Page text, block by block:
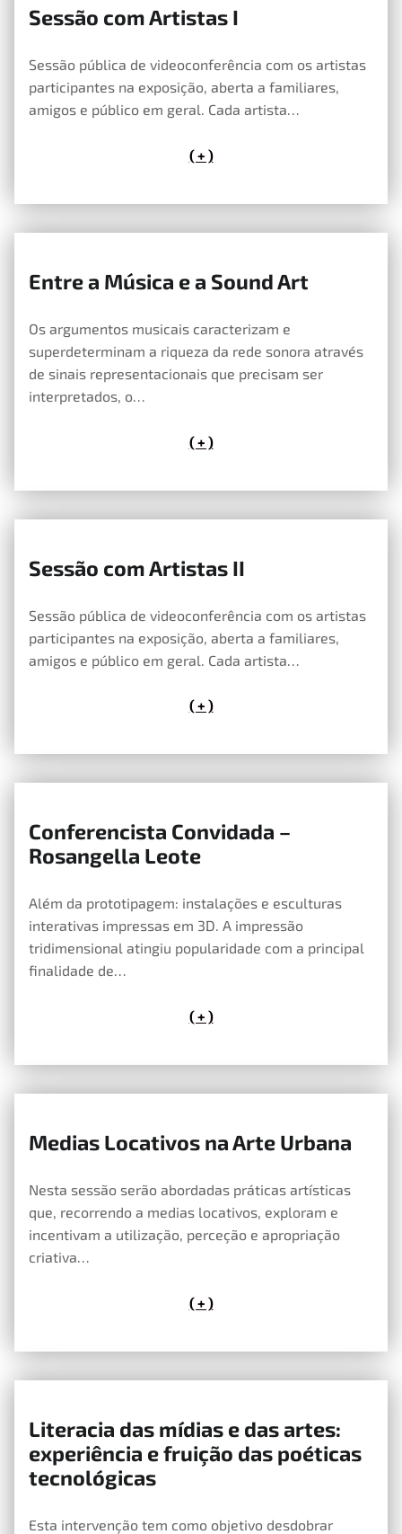
Sessão com Artistas I
Sessão pública de videoconferência com os artistas
participantes na exposição, aberta a familiares,
amigos e público em geral. Cada artista…
( + )
Entre a Música e a Sound Art
Os argumentos musicais caracterizam e
superdeterminam a riqueza da rede sonora através
de sinais representacionais que precisam ser
interpretados, o…
( + )
Sessão com Artistas II
Sessão pública de videoconferência com os artistas
participantes na exposição, aberta a familiares,
amigos e público em geral. Cada artista…
( + )
Conferencista Convidada –
Rosangella Leote
Além da prototipagem: instalações e esculturas
interativas impressas em 3D. A impressão
tridimensional atingiu popularidade com a principal
finalidade de…
( + )
10 de Maio, 2020
Medias Locativos na Arte Urbana
Nesta sessão serão abordadas práticas artísticas
que, recorrendo a medias locativos, exploram e
incentivam a utilização, perceção e apropriação
criativa…
( + )
Literacia das mídias e das artes:
experiência e fruição das poéticas
tecnológicas
Esta intervenção tem como objetivo desdobrar